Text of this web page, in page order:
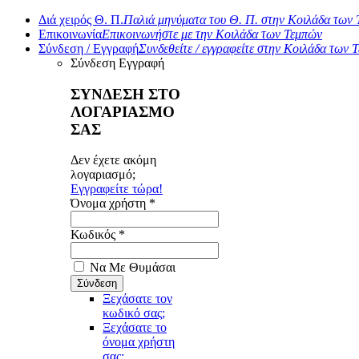
Διά χειρός Θ. Π.Παλιά μηνύματα του Θ. Π. στην Κοιλάδα των
ΕπικοινωνίαΕπικοινωνήστε με την Κοιλάδα των Τεμπών
Σύνδεση / ΕγγραφήΣυνδεθείτε / εγγραφείτε στην Κοιλάδα των
Σύνδεση Εγγραφή
ΣΥΝΔΕΣΗ ΣΤΟ
ΛΟΓΑΡΙΑΣΜΟ
ΣΑΣ
Δεν έχετε ακόμη
λογαριασμό;
Εγγραφείτε τώρα!
Όνομα χρήστη *
Κωδικός *
Να Με Θυμάσαι
Ξεχάσατε τον
κωδικό σας;
Ξεχάσατε το
όνομα χρήστη